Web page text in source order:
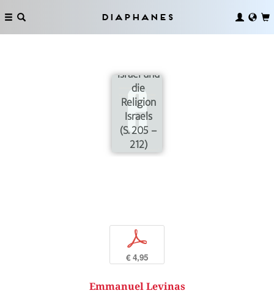
Diaphanes
Israel und
die
Religion
Israels
(S. 205 –
212)
p
€ 4,95
Emmanuel Levinas